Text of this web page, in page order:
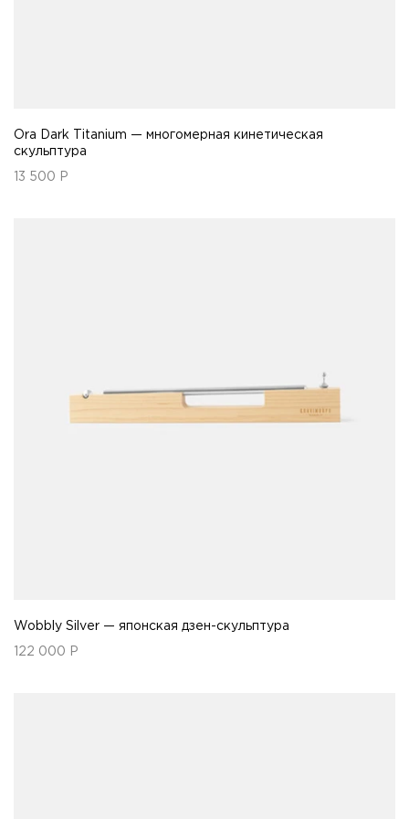
Ora Dark Titanium — многомерная кинетическая
скульптура
13 500 Р
Wobbly Silver — японская дзен-скульптура
122 000 Р